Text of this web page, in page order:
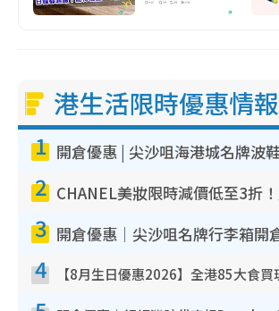
港生活限時優惠情報
1
2
3
4